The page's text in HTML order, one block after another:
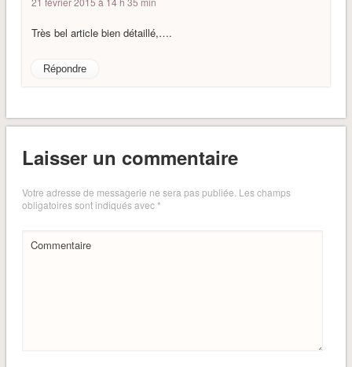
Très bel article bien détaillé,….
Répondre
Laisser un commentaire
Votre adresse de messagerie ne sera pas publiée. Les champs
obligatoires sont indiqués avec*
Commentaire